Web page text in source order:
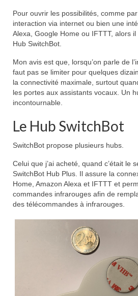
Pour ouvrir les possibilités, comme
interaction via internet ou bien une
Alexa, Google Home ou IFTTT, alors
Hub SwitchBot.
Mon avis est que, lorsqu’on parle de
faut pas se limiter pour quelques
la connectivité maximale, surtout
les portes aux assistants vocaux. Un
incontournable.
Le Hub SwitchBot
SwitchBot propose plusieurs hubs.
Celui que j’ai acheté, quand c’était le
SwitchBot Hub Plus. Il assure la
Home, Amazon Alexa et IFTTT et
commandes infrarouges afin de
des télécommandes à infrarouges.